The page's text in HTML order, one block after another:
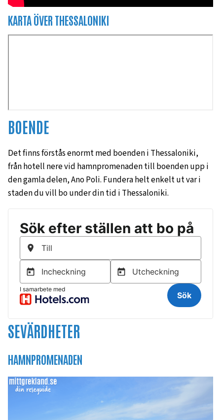
KARTA ÖVER THESSALONIKI
BOENDE
Det finns förstås enormt med boenden i Thessaloniki,
från hotell nere vid hamnpromenaden till boenden upp i
den gamla delen, Ano Poli. Fundera helt enkelt ut var i
staden du vill bo under din tid i Thessaloniki.
SEVÄRDHETER
HAMNPROMENADEN